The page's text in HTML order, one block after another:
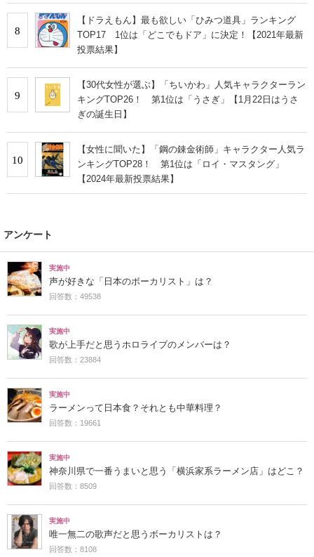
8
【ドラえもん】最も欲しい「ひみつ道具」ランキング
TOP17 1位は「どこでもドア」に決定！【2021年最新
投票結果】
9
【30代女性が選ぶ】「ちいかわ」人気キャラクターラン
キングTOP26！ 第1位は「うさぎ」【1月22日はうさ
ぎの誕生日】
10
【女性に聞いた】「鋼の錬金術師」キャラクター人気ラ
ンキングTOP28！ 第1位は「ロイ・マスタング」
【2024年最新投票結果】
アンケート
実施中
声が好きな「日本のボーカリスト」は？
回答数：49538
実施中
歌が上手だと思うホロライブのメンバーは？
回答数：23884
実施中
ラーメンって日本食？それとも中華料理？
回答数：19661
実施中
神奈川県で一番うまいと思う「横浜家系ラーメン店」はどこ？
回答数：8509
実施中
唯一無二の歌声だと思うボーカリストは？
回答数：8108